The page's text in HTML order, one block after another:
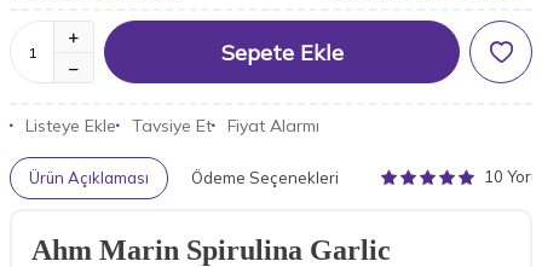
Sepete Ekle
Listeye Ekle Tavsiye Et Fiyat Alarmı
Ürün Açıklaması Ödeme Seçenekleri 10
Ahm Marin Spirulina Garlic